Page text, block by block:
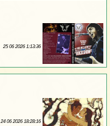
25 06 2026 1:13:36
24 06 2026 18:28:16